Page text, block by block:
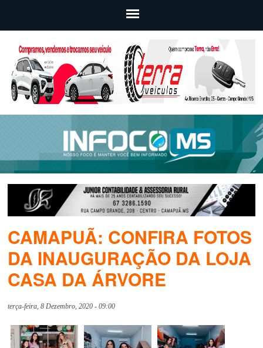
CAMAPUÃ: CONFIRA FOTOS
DA INAUGURAÇÃO DA LOJA
CASA DA ÁRVORE
terça-feira, 8 Dezembro, 2020 - 09:00